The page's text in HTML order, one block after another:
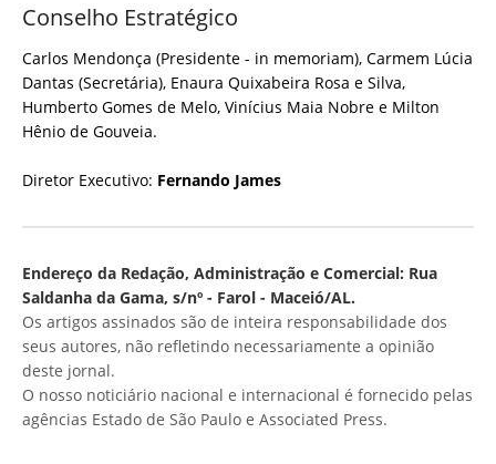
Conselho Estratégico
Carlos Mendonça (Presidente - in memoriam), Carmem Lúcia
Dantas (Secretária), Enaura Quixabeira Rosa e Silva,
Humberto Gomes de Melo, Vinícius Maia Nobre e Milton
Hênio de Gouveia.
Diretor Executivo: Fernando James
Endereço da Redação, Administração e Comercial: Rua
Saldanha da Gama, s/nº - Farol - Maceió/AL.
Os artigos assinados são de inteira responsabilidade dos
seus autores, não refletindo necessariamente a opinião
deste jornal.
O nosso noticiário nacional e internacional é fornecido pelas
agências Estado de São Paulo e Associated Press.